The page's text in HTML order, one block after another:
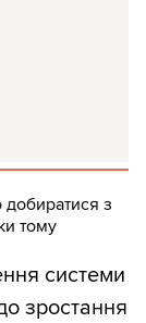
з
тому
системи
зростання